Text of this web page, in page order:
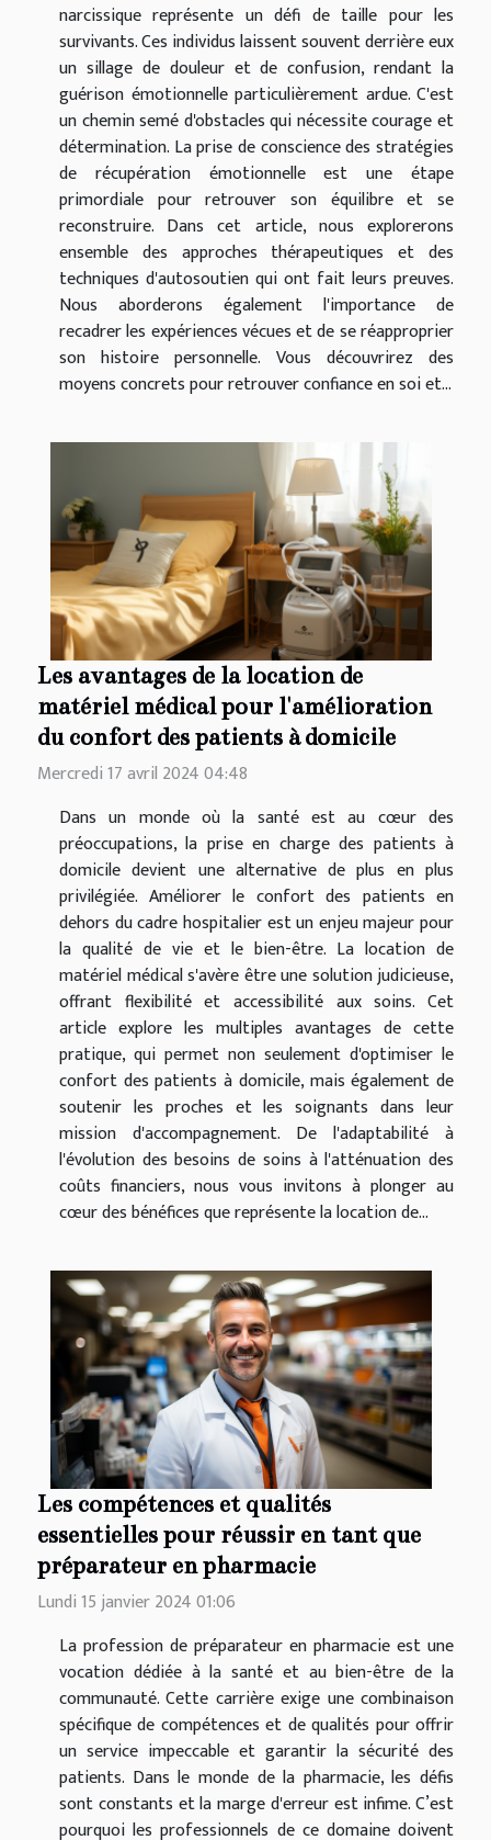
narcissique représente un défi de taille pour les
survivants. Ces individus laissent souvent derrière eux
un sillage de douleur et de confusion, rendant la
guérison émotionnelle particulièrement ardue. C'est
un chemin semé d'obstacles qui nécessite courage et
détermination. La prise de conscience des stratégies
de récupération émotionnelle est une étape
primordiale pour retrouver son équilibre et se
reconstruire. Dans cet article, nous explorerons
ensemble des approches thérapeutiques et des
techniques d'autosoutien qui ont fait leurs preuves.
Nous aborderons également l'importance de
recadrer les expériences vécues et de se réapproprier
son histoire personnelle. Vous découvrirez des
moyens concrets pour retrouver confiance en soi et...
Les avantages de la location de
matériel médical pour l'amélioration
du confort des patients à domicile
Mercredi 17 avril 2024 04:48
Dans un monde où la santé est au cœur des
préoccupations, la prise en charge des patients à
domicile devient une alternative de plus en plus
privilégiée. Améliorer le confort des patients en
dehors du cadre hospitalier est un enjeu majeur pour
la qualité de vie et le bien-être. La location de
matériel médical s'avère être une solution judicieuse,
offrant flexibilité et accessibilité aux soins. Cet
article explore les multiples avantages de cette
pratique, qui permet non seulement d'optimiser le
confort des patients à domicile, mais également de
soutenir les proches et les soignants dans leur
mission d'accompagnement. De l'adaptabilité à
l'évolution des besoins de soins à l'atténuation des
coûts financiers, nous vous invitons à plonger au
cœur des bénéfices que représente la location de...
Les compétences et qualités
essentielles pour réussir en tant que
préparateur en pharmacie
Lundi 15 janvier 2024 01:06
La profession de préparateur en pharmacie est une
vocation dédiée à la santé et au bien-être de la
communauté. Cette carrière exige une combinaison
spécifique de compétences et de qualités pour offrir
un service impeccable et garantir la sécurité des
patients. Dans le monde de la pharmacie, les défis
sont constants et la marge d'erreur est infime. C’est
pourquoi les professionnels de ce domaine doivent